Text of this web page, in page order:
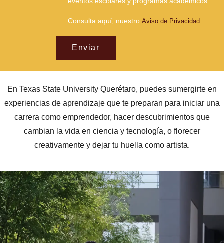
Consulta aquí, nuestro Aviso de Privacidad
Enviar
En Texas State University Querétaro, puedes sumergirte en
experiencias de aprendizaje que te preparan para iniciar una
carrera como emprendedor, hacer descubrimientos que
cambian la vida en ciencia y tecnología, o florecer
creativamente y dejar tu huella como artista.